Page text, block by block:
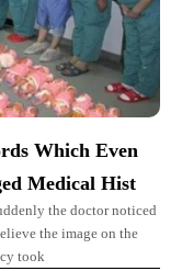
Which Even
Medical Hist
the doctor noticed
the image on the
took